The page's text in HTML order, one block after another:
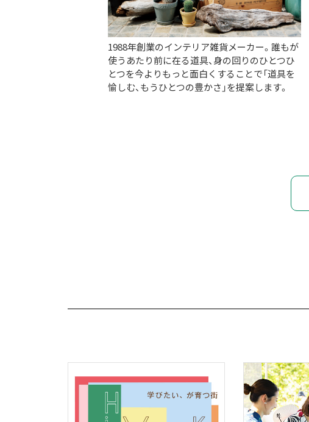
1988年創業のインテリア雑貨メーカー。誰もが
使うあたり前に在る道具、身の回りのひとつひ
とつを今よりもっと面白くすることで「道具を
愉しむ、もうひとつの豊かさ」を提案します。